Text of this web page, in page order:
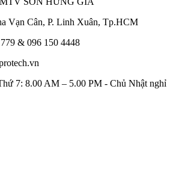
Vạn Cân, P. Linh Xuân, Tp.HCM
& 096 150 4448
7: 8.00 AM – 5.00 PM - Chủ Nhật nghỉ